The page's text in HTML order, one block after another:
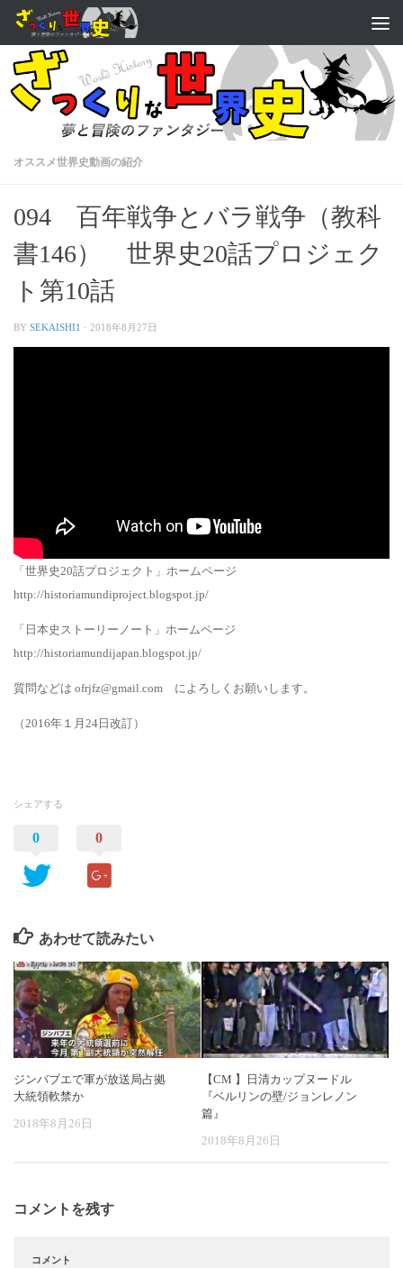
オススメ世界史動画の紹介
094 百年戦争とバラ戦争（教科
書146） 世界史20話プロジェク
ト第10話
BY SEKAISHI1 · 2018年8月27日
「世界史20話プロジェクト」ホームページ
http://historiamundiproject.blogspot.jp/
「日本史ストーリーノート」ホームページ
http://historiamundijapan.blogspot.jp/
質問などは ofrjfz@gmail.com によろしくお願いします。
（2016年１月24日改訂）
シェアする
0 0
あわせて読みたい
ジンバブエで軍が放送局占拠
大統領軟禁か
2018年8月26日
【CM 】日清カップヌードル
『ベルリンの壁/ジョンレノン
篇』
2018年8月26日
コメントを残す
コメント